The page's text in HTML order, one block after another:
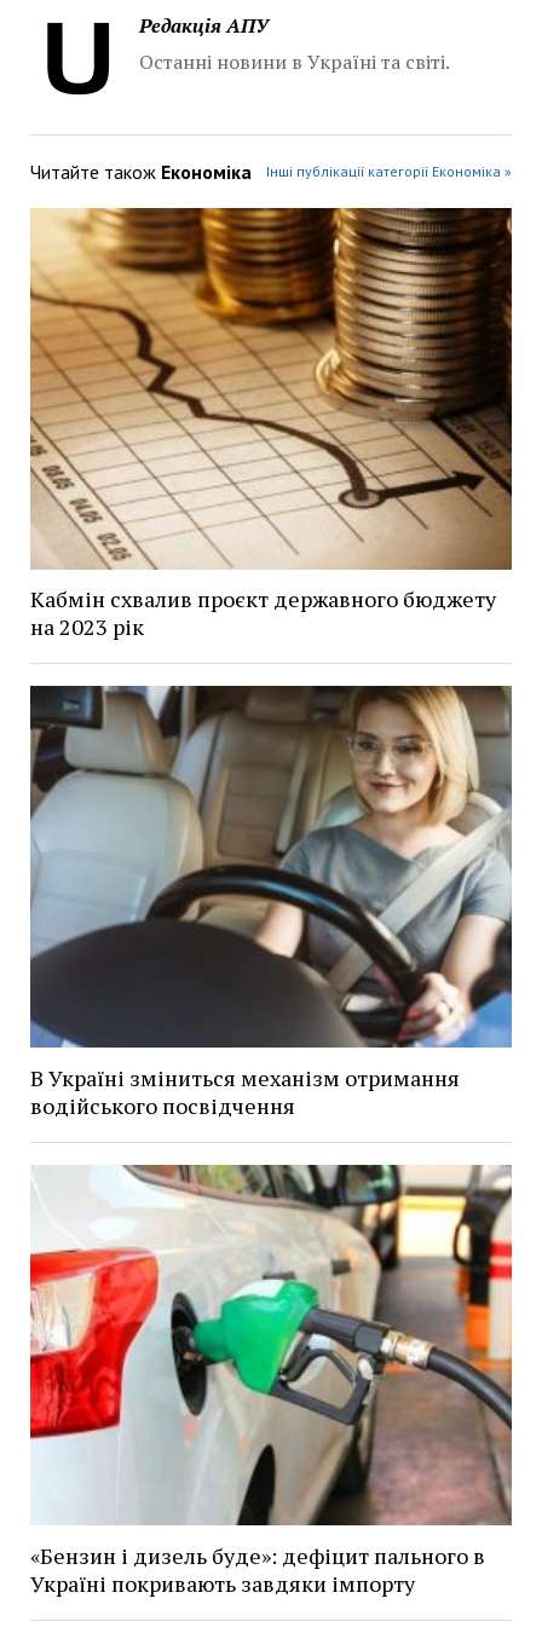
Редакція АПУ
Останні новини в Україні та світі.
Читайте також Економіка Інші публікації категорії Економіка »
Кабмін схвалив проєкт державного бюджету
на 2023 рік
В Україні зміниться механізм отримання
водійського посвідчення
«Бензин і дизель буде»: дефіцит пального в
Україні покривають завдяки імпорту